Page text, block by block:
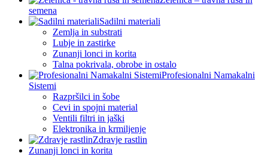
semena
Sadilni materiali
Zemlja in substrati
Lubje in zastirke
Zunanji lonci in korita
Talna pokrivala, obrobe in ostalo
Profesionalni Namakalni
Sistemi
Razpršilci in šobe
Cevi in spojni material
Ventili filtri in jaški
Elektronika in krmiljenje
Zdravje rastlin
Zunanji lonci in korita